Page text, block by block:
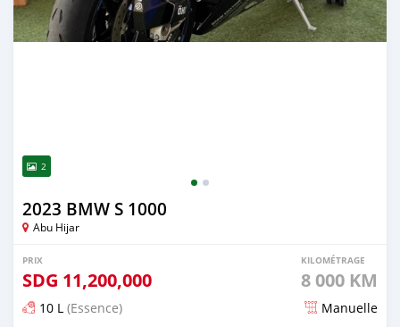
2
2023 BMW S 1000
Abu Hijar
PRIX
SDG 11,200,000
KILOMÉTRAGE
8 000 KM
10 L (Essence) Manuelle